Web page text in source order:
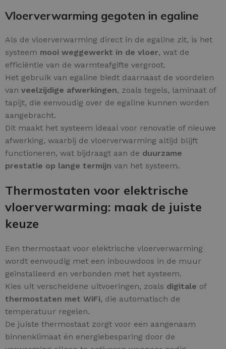
Vloerverwarming gegoten in egaline
Als de vloerverwarming direct in de egaline zit, is het
systeem mooi weggewerkt in de vloer, wat de
efficiëntie van de warmteafgifte vergroot.
Het gebruik van egaline biedt daarnaast de voordelen
van veelzijdige afwerkingen, zoals tegels, laminaat of
tapijt, die eenvoudig over de egaline kunnen worden
aangebracht.
Dit maakt het systeem ideaal voor renovatie of nieuwe
afwerking, waarbij de vloerverwarming altijd blijft
functioneren, wat bijdraagt aan de duurzame
prestatie op lange termijn van het systeem.
Thermostaten voor elektrische
vloerverwarming: maak de juiste
keuze
Een thermostaat voor elektrische vloerverwarming
wordt eenvoudig met een inbouwdoos in de muur
geïnstalleerd en verbonden met het systeem.
Kies uit verscheidene uitvoeringen, zoals digitale of
thermostaten met WiFi, die automatisch de
temperatuur regelen.
De juiste thermostaat zorgt voor een aangenaam
binnenklimaat én energiebesparing door de